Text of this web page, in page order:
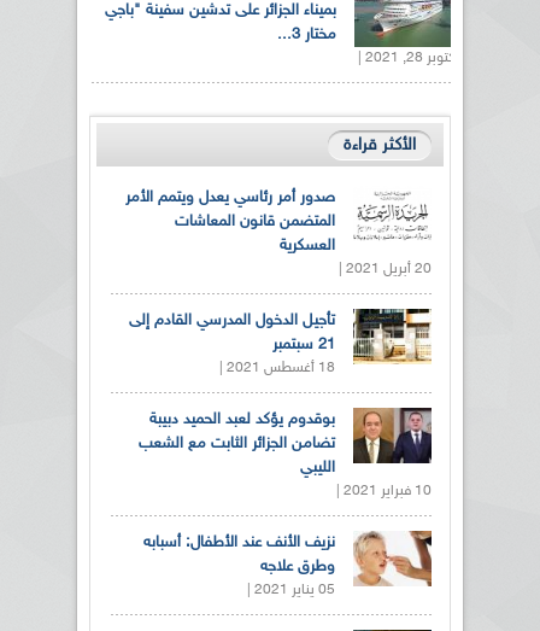
بميناء الجزائر على تدشين سفينة "باجي
مختار 3...
أكتوبر 28, 2021 |
الأكثر قراءة
صدور أمر رئاسي يعدل ويتمم الأمر
المتضمن قانون المعاشات
العسكرية
20 أبريل 2021 |
تأجيل الدخول المدرسي القادم إلى
21 سبتمبر
18 أغسطس 2021 |
بوقدوم يؤكد لعبد الحميد دبيبة
تضامن الجزائر الثابت مع الشعب
الليبي
10 فبراير 2021 |
نزيف الأنف عند الأطفال: أسبابه
وطرق علاجه
05 يناير 2021 |